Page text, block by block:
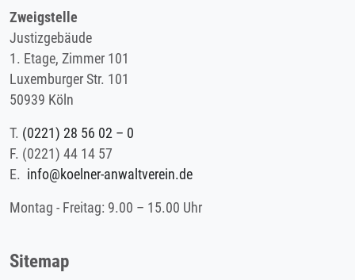
Zweigstelle
Justizgebäude
1. Etage, Zimmer 101
Luxemburger Str. 101
50939 Köln
T. (0221) 28 56 02 – 0
F. (0221) 44 14 57
E. info@koelner-anwaltverein.de
Montag - Freitag: 9.00 – 15.00 Uhr
Sitemap